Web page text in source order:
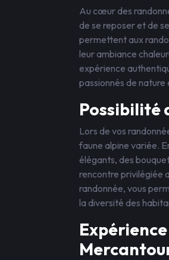
Au cœur des
de se reposer et de
permettent aux
leur ambiance
expérience
passionnés de
Possibilité
Lors de vos
faune alpine variée.
élégants, des
rencontre privilégiée
randonnée, vous
la diversité des